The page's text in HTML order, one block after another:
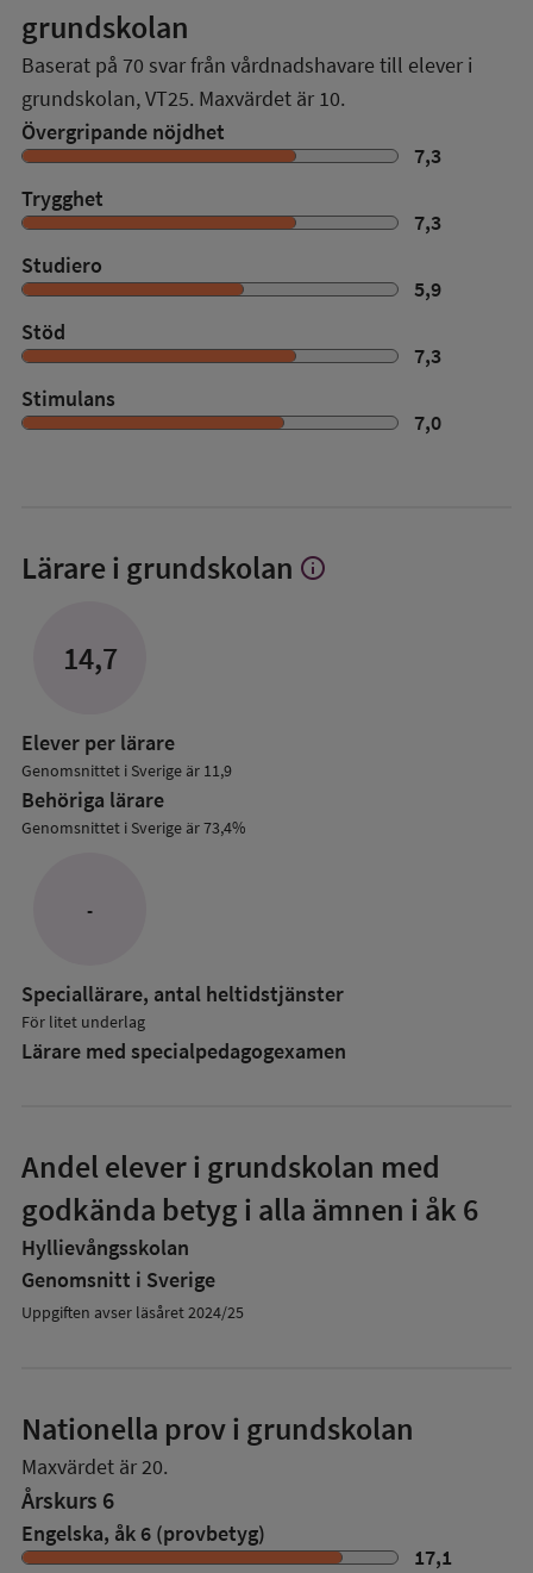
grundskolan
Baserat på 70 svar från vårdnadshavare till elever i
grundskolan,VT25. Maxvärdet är 10.
Övergripande nöjdhet
7,3
Trygghet
7,3
Studiero
5,9
Stöd
7,3
Stimulans
7,0
Lärare i grundskolan Visa
info
14,7
Elever per lärare
Genomsnittet i Sverige är 11,9
Behöriga lärare
Genomsnittet i Sverige är 73,4%
-
Speciallärare, antal heltidstjänster
För litet underlag
Lärare med specialpedagog­examen
Andel elever i grundskolan med
godkända betyg i alla ämnen i åk 6
Hyllievångsskolan
Genomsnitt i Sverige
Uppgiften avser läsåret 2024/25
Nationella prov i grundskolan
Maxvärdet är 20.
Årskurs 6
Engelska, åk 6 (provbetyg)
17,1